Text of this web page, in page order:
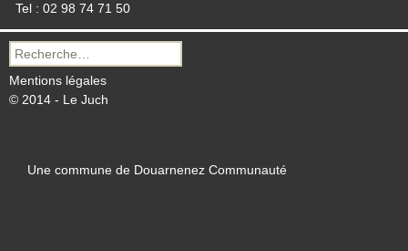
Tel : 02 98 74 71 50
Recherche
pour :
Mentions légales
© 2014 - Le Juch
Une commune de Douarnenez Communauté